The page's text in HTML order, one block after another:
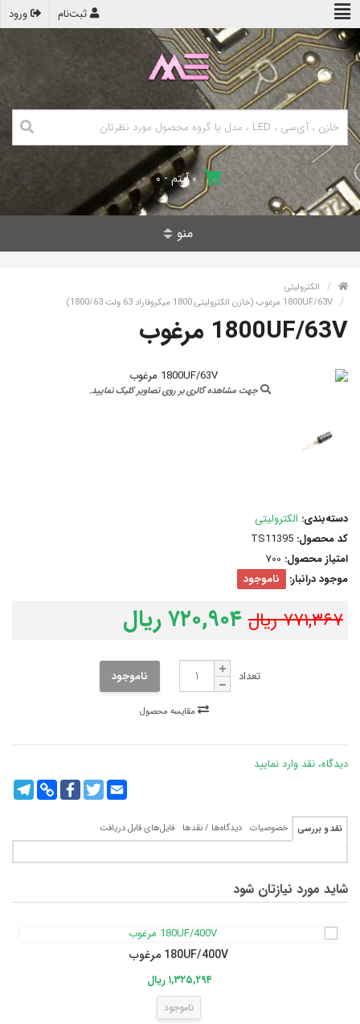
ورود ثبت‌نام
۰ آیتم - ۰
منو
الکترولیتی
1800UF/63V مرغوب (خازن الکترولیتی 1800 میکروفاراد 63 ولت 1800/63)
1800UF/63V مرغوب
جهت مشاهده گالری بر روی تصاویر کلیک نمایید.
دسته‌بندی: الکترولیتی
کد محصول: TS11395
امتیاز محصول: 700
موجود درانبار:
ناموجود
۷۷۱,۳۶۷ ریال ۷۲۰,۹۰۴ ریال
تعداد ناموجود
دیدگاه، نقد وارد نمایید
Copy
Link
FacebookTwitterEmail
نقد و بررسی خصوصیات دیدگاه‌ها / نقدها فایل‌های قابل دریافت
شاید مورد نیازتان شود
180UF/400V مرغوب
۱,۳۲۵,۲۹۴ ریال
ناموجود